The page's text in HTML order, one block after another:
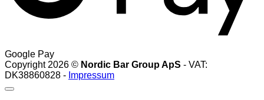
Google Pay
Copyright 2026 © Nordic Bar Group ApS - VAT:
DK38860828 - Impressum